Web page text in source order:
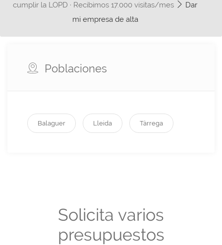
cumplir la LOPD · Recibimos 17.000 visitas/mes
Dar
mi empresa de alta
Poblaciones
Balaguer Lleida Tàrrega
Solicita varios
presupuestos